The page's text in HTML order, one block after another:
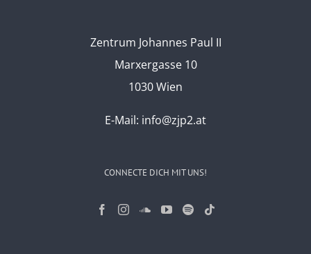
Zentrum Johannes Paul II
Marxergasse 10
1030 Wien
E-Mail: info@zjp2.at
CONNECTE DICH MIT UNS!